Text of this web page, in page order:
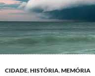
CIDADE,HISTÓRIA,MEMÓRIA